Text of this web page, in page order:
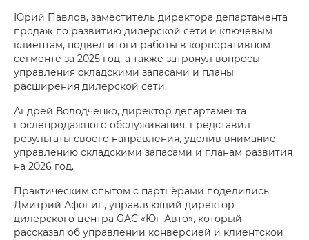
Юрий Павлов, заместитель директора департамента
продаж по развитию дилерской сети и ключевым
клиентам, подвел итоги работы в корпоративном
сегменте за 2025 год, а также затронул вопросы
управления складскими запасами и планы
расширения дилерской сети.
Андрей Володченко, директор департамента
послепродажного обслуживания, представил
результаты своего направления, уделив внимание
управлению складскими запасами и планам развития
на 2026 год.
Практическим опытом с партнёрами поделились
Дмитрий Афонин, управляющий директор
дилерского центра GAC «Юг-Авто», который
рассказал об управлении конверсией и клиентской